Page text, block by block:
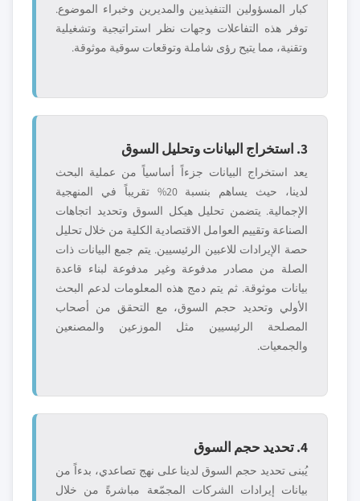
كبار المسؤولين التنفيذيين والمديرين وخبراء الموضوع.
توفر هذه التفاعلات وجهات نظر استراتيجية وتشغيلية
وتقنية، مما يتيح رؤى شاملة وتوقعات سوقية موثوقة.
3. استخراج البيانات وتحليل السوق
يعد استخراج البيانات جزءاً أساسياً من عملية البحث
لدينا، حيث يساهم بنسبة 20% تقريباً في المنهجية
الإجمالية. يتضمن تحليل هيكل السوق وتحديد اتجاهات
الصناعة وتقييم العوامل الاقتصادية الكلية من خلال تحليل
حصة الإيرادات للاعبين الرئيسيين. يتم جمع البيانات ذات
الصلة من مصادر مدفوعة وغير مدفوعة لبناء قاعدة
بيانات موثوقة. ثم يتم دمج هذه المعلومات لدعم البحث
الأولي وتحديد حجم السوق، مع التحقق من أصحاب
المصلحة الرئيسيين مثل الموزعين والمصنعين
والجمعيات.
4. تحديد حجم السوق
يُبنى تحديد حجم السوق لدينا على نهج تصاعدي، بدءاً من
بيانات إيرادات الشركات المجمّعة مباشرةً من خلال